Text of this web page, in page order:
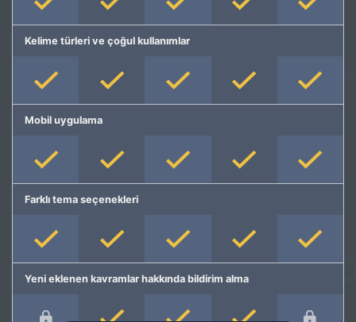
Kelime türleri ve çoğul kullanımlar
Mobil uygulama
Farklı tema seçenekleri
Yeni eklenen kavramlar hakkında bildirim alma